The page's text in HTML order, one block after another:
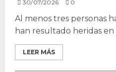
30/07/2026 0
Al menos tres personas
han resultado heridas en
LEER MÁS